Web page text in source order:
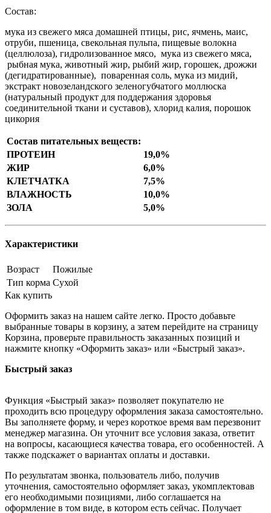
Состав:
мука из свежего мяса домашней птицы, рис, ячмень, маис,
отруби, пшеница, свекольная пульпа, пищевые волокна
(целлюлоза), гидролизованное мясо, мука из свежего мяса,
рыбная мука, животный жир, рыбий жир, горошек, дрожжи
(дегидратированные), поваренная соль, мука из мидий,
экстракт новозеландского зеленогубчатого моллюска
(натуральный продукт для поддержания здоровья
соединительной ткани и суставов), хлорид калия, порошок
цикория
Состав питательных веществ:
ПРОТЕИН
19,0%
ЖИР
6,0%
КЛЕТЧАТКА
7,5%
ВЛАЖНОСТЬ
10,0%
ЗОЛА
5,0%
Характеристики
Возраст
Пожилые
Тип корма Сухой
Как купить
Оформить заказ на нашем сайте легко. Просто добавьте
выбранные товары в корзину, а затем перейдите на страницу
Корзина, проверьте правильность заказанных позиций и
нажмите кнопку «Оформить заказ» или «Быстрый заказ».
Быстрый заказ
Функция «Быстрый заказ» позволяет покупателю не
проходить всю процедуру оформления заказа самостоятельно.
Вы заполняете форму, и через короткое время вам перезвонит
менеджер магазина. Он уточнит все условия заказа, ответит
на вопросы, касающиеся качества товара, его особенностей. А
также подскажет о вариантах оплаты и доставки.
По результатам звонка, пользователь либо, получив
уточнения, самостоятельно оформляет заказ, укомплектовав
его необходимыми позициями, либо соглашается на
оформление в том виде, в котором есть сейчас. Получает